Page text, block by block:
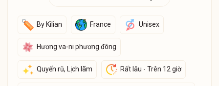
By Kilian France Unisex
Hương va-ni phương đông
Quyến rũ, Lịch lãm Rất lâu - Trên 12 giờ